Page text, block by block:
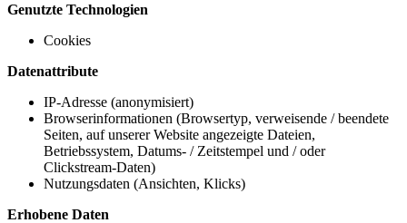
Genutzte Technologien
Cookies
Datenattribute
IP-Adresse (anonymisiert)
Browserinformationen (Browsertyp, verweisende / beendete
Seiten, auf unserer Website angezeigte Dateien,
Betriebssystem, Datums- / Zeitstempel und / oder
Clickstream-Daten)
Nutzungsdaten (Ansichten, Klicks)
Erhobene Daten